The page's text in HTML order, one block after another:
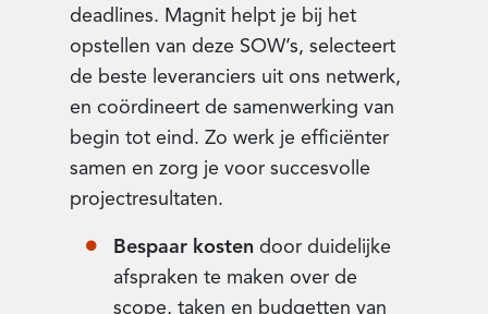
deadlines. Magnit helpt je bij het
opstellen van deze SOW’s, selecteert
de beste leveranciers uit ons netwerk,
en coördineert de samenwerking van
begin tot eind. Zo werk je efficiënter
samen en zorg je voor succesvolle
projectresultaten.
Bespaar kosten door duidelijke
afspraken te maken over de
scope, taken en budgetten van